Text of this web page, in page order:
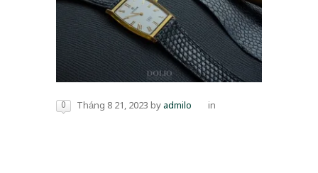
0 Tháng 8 21, 2023 byadmilo in